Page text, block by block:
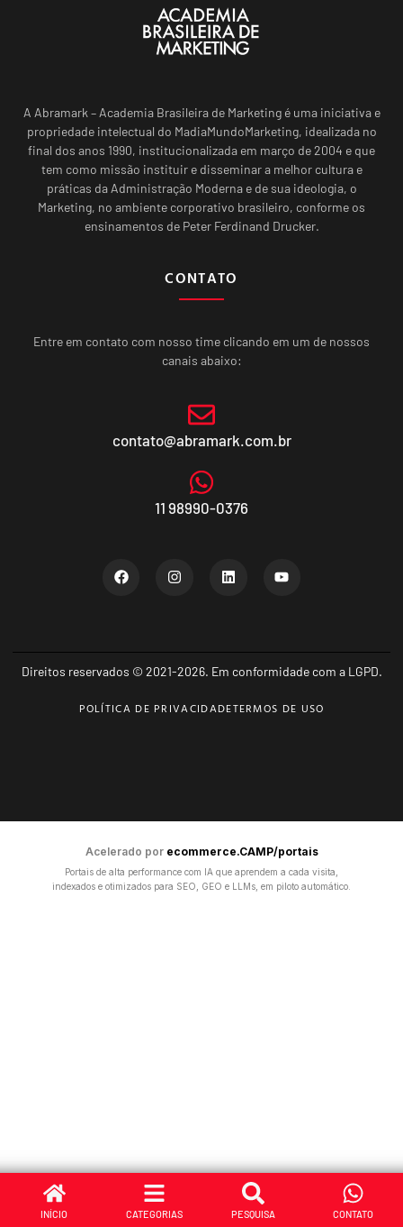
INÍCIO CATEGORIAS PESQUISA CONTATO
A Abramark – Academia Brasileira de Marketing é uma iniciativa e
propriedade intelectual do MadiaMundoMarketing, idealizada no
final dos anos 1990, institucionalizada em março de 2004 e que
tem como missão instituir e disseminar a melhor cultura e
práticas da Administração Moderna e de sua ideologia, o
Marketing, no ambiente corporativo brasileiro, conforme os
ensinamentos de Peter Ferdinand Drucker.
CONTATO
Entre em contato com nosso time clicando em um de nossos
canais abaixo:
contato@abramark.com.br
11 98990-0376
Direitos reservados © 2021-2026. Em conformidade com a LGPD.
POLÍTICA DE PRIVACIDADETERMOS DE USO
Acelerado por ecommerce.CAMP/portais
Portais de alta performance com IA que aprendem a cada visita,
indexados e otimizados para SEO, GEO e LLMs, em piloto automático.